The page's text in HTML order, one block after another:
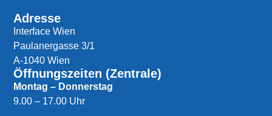
Adresse
Interface Wien
Paulanergasse 3/1
A-1040 Wien
Öffnungszeiten (Zentrale)
Montag – Donnerstag
9.00 – 17.00 Uhr